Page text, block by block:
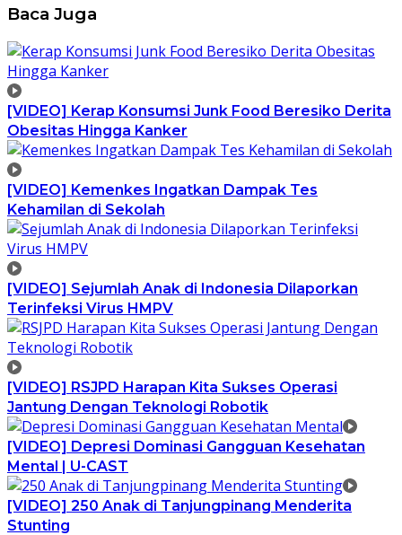
Baca Juga
[VIDEO] Kerap Konsumsi Junk Food Beresiko Derita
Obesitas Hingga Kanker
[VIDEO] Kemenkes Ingatkan Dampak Tes
Kehamilan di Sekolah
[VIDEO] Sejumlah Anak di Indonesia Dilaporkan
Terinfeksi Virus HMPV
[VIDEO] RSJPD Harapan Kita Sukses Operasi
Jantung Dengan Teknologi Robotik
[VIDEO] Depresi Dominasi Gangguan Kesehatan
Mental | U-CAST
[VIDEO] 250 Anak di Tanjungpinang Menderita
Stunting